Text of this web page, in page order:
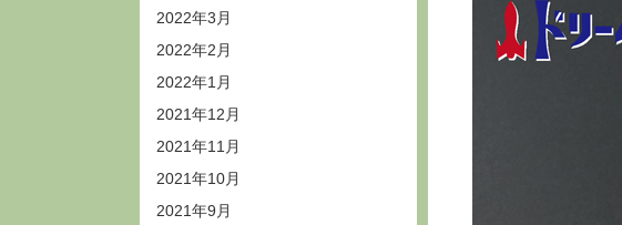
2022年3月
2022年2月
2022年1月
2021年12月
2021年11月
2021年10月
2021年9月